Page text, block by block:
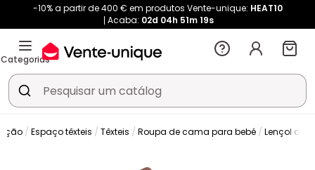
-10% a partir de 400 € em produtos Vente-unique: HEAT10
Acaba: 02d 04h 51m19s
Categorias
Espaço têxteis Têxteis Roupa de cama para bebé Lençol de